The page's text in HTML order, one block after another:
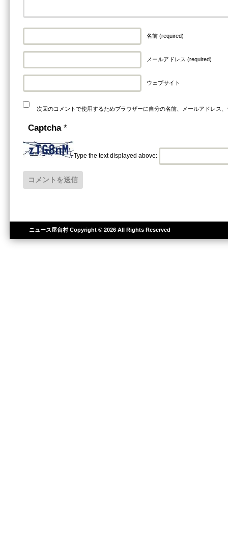
名前 (required)
メールアドレス (required)
ウェブサイト
次回のコメントで使用するためブラウザーに自分の名前、メールアドレス
Captcha *
Type the text displayed above:
ニュース屋台村Copyright © 2026 All Rights Reserved